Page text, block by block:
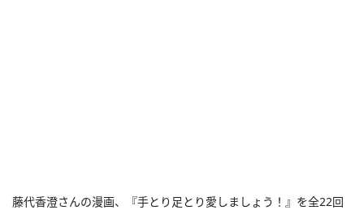
藤代香澄さんの漫画、『手とり足とり愛しましょう！』を全22回